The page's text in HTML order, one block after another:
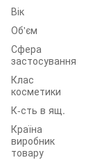
Вік
Об'єм
Сфера
застосування
Клас
косметики
К-сть в ящ.
Країна
виробник
товару